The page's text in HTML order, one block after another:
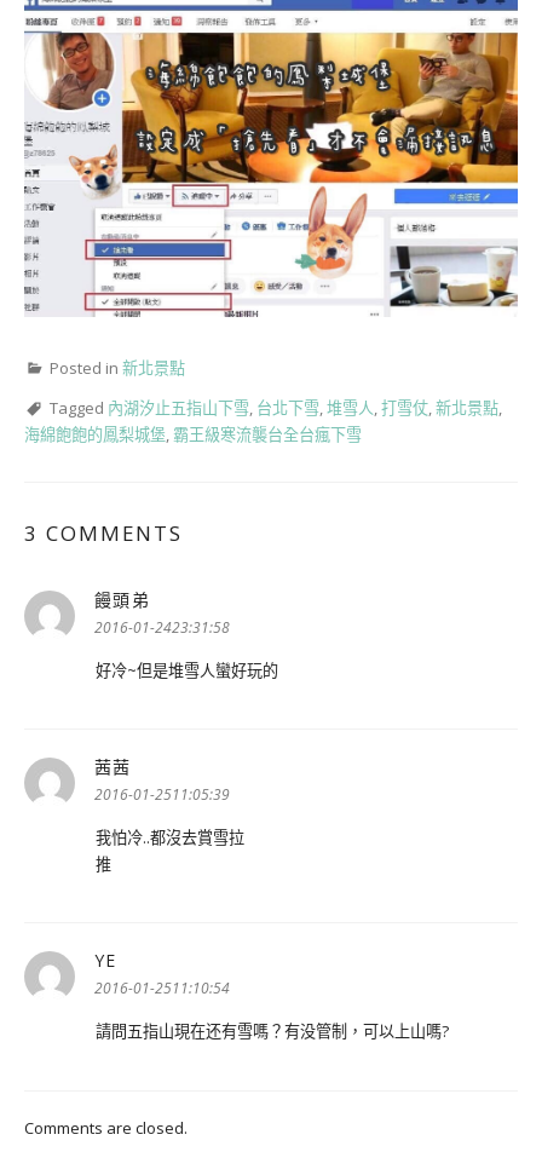
Posted in 新北景點
Tagged 內湖汐止五指山下雪, 台北下雪,堆雪人,打雪仗,新北景點,
海綿飽飽的鳳梨城堡, 霸王級寒流襲台全台瘋下雪
3 COMMENTS
饅頭弟
示:
2016-01-2423:31:58
好冷~但是堆雪人蠻好玩的
茜茜
示:
2016-01-2511:05:39
我怕冷..都沒去賞雪拉
推
YE
示:
2016-01-2511:10:54
請問五指山現在还有雪嗎？有没管制，可以上山嗎?
Comments are closed.